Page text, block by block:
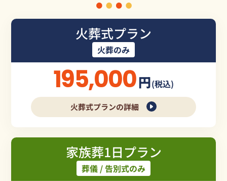
火葬式プラン
火葬のみ
195,000円(税込)
火葬式プランの詳細
家族葬1日プラン
葬儀 / 告別式のみ